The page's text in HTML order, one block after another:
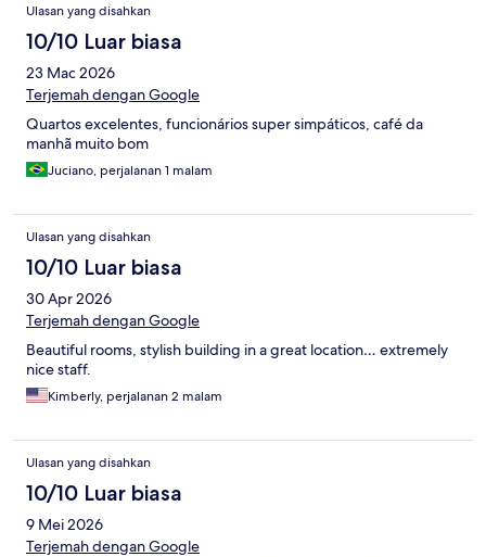
Ulasan yang disahkan
10/10 Luar biasa
23 Mac 2026
Terjemah dengan Google
Quartos excelentes, funcionários super simpáticos, café da
manhã muito bom
Juciano, perjalanan 1 malam
Ulasan yang disahkan
10/10 Luar biasa
30 Apr 2026
Terjemah dengan Google
Beautiful rooms, stylish building in a great location… extremely
nice staff.
Kimberly, perjalanan 2 malam
Ulasan yang disahkan
10/10 Luar biasa
9 Mei 2026
Terjemah dengan Google